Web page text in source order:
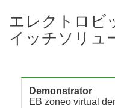
エレクトロビ
イッチソリュ
Demonstrator
EB zoneo virtual